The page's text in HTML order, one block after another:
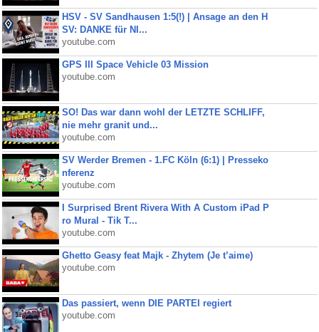
HSV - SV Sandhausen 1:5(!) | Ansage an den H
SV: DANKE für NI...
youtube.com
GPS III Space Vehicle 03 Mission
youtube.com
SO! Das war dann wohl der LETZTE SCHLIFF,
nie mehr granit und...
youtube.com
SV Werder Bremen - 1.FC Köln (6:1) | Presseko
nferenz
youtube.com
I Surprised Brent Rivera With A Custom iPad P
ro Mural - Tik T...
youtube.com
Ghetto Geasy feat Majk - Zhytem (Je t’aime)
youtube.com
Das passiert, wenn DIE PARTEI regiert
youtube.com